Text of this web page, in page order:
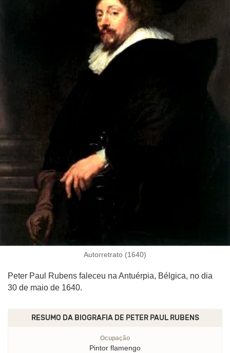
Autorretrato (1640)
Peter Paul Rubens faleceu na Antuérpia, Bélgica, no dia
30 de maio de 1640.
RESUMO DA BIOGRAFIA DE PETER PAUL RUBENS
Ocupação
Pintor flamengo